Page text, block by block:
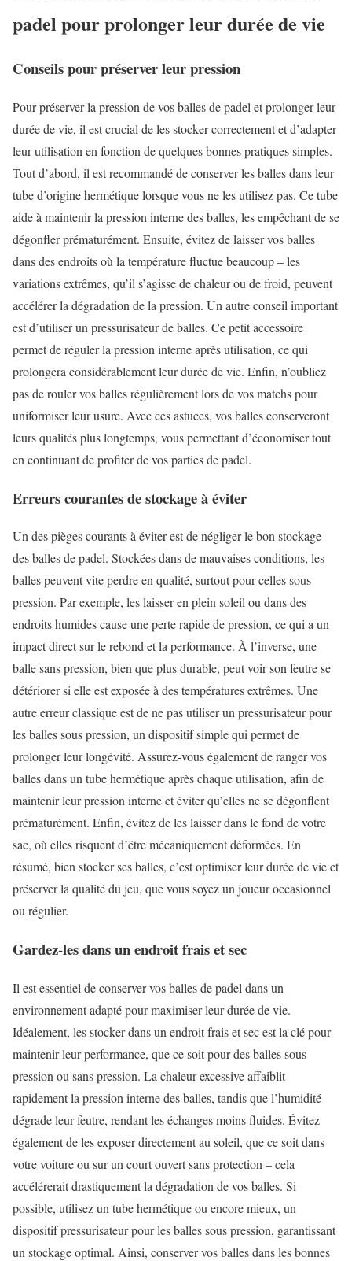
padel pour prolonger leur durée de vie
Conseils pour préserver leur pression
Pour préserver la pression de vos balles de padel et prolonger leur
durée de vie, il est crucial de les stocker correctement et d’adapter
leur utilisation en fonction de quelques bonnes pratiques simples.
Tout d’abord, il est recommandé de conserver les balles dans leur
tube d’origine hermétique lorsque vous ne les utilisez pas. Ce tube
aide à maintenir la pression interne des balles, les empêchant de se
dégonfler prématurément. Ensuite, évitez de laisser vos balles
dans des endroits où la température fluctue beaucoup – les
variations extrêmes, qu’il s’agisse de chaleur ou de froid, peuvent
accélérer la dégradation de la pression. Un autre conseil important
est d’utiliser un pressurisateur de balles. Ce petit accessoire
permet de réguler la pression interne après utilisation, ce qui
prolongera considérablement leur durée de vie. Enfin, n’oubliez
pas de rouler vos balles régulièrement lors de vos matchs pour
uniformiser leur usure. Avec ces astuces, vos balles conserveront
leurs qualités plus longtemps, vous permettant d’économiser tout
en continuant de profiter de vos parties de padel.
Erreurs courantes de stockage à éviter
Un des pièges courants à éviter est de négliger le bon stockage
des balles de padel. Stockées dans de mauvaises conditions, les
balles peuvent vite perdre en qualité, surtout pour celles sous
pression. Par exemple, les laisser en plein soleil ou dans des
endroits humides cause une perte rapide de pression, ce qui a un
impact direct sur le rebond et la performance. À l’inverse, une
balle sans pression, bien que plus durable, peut voir son feutre se
détériorer si elle est exposée à des températures extrêmes. Une
autre erreur classique est de ne pas utiliser un pressurisateur pour
les balles sous pression, un dispositif simple qui permet de
prolonger leur longévité. Assurez-vous également de ranger vos
balles dans un tube hermétique après chaque utilisation, afin de
maintenir leur pression interne et éviter qu’elles ne se dégonflent
prématurément. Enfin, évitez de les laisser dans le fond de votre
sac, où elles risquent d’être mécaniquement déformées. En
résumé, bien stocker ses balles, c’est optimiser leur durée de vie et
préserver la qualité du jeu, que vous soyez un joueur occasionnel
ou régulier.
Gardez-les dans un endroit frais et sec
Il est essentiel de conserver vos balles de padel dans un
environnement adapté pour maximiser leur durée de vie.
Idéalement, les stocker dans un endroit frais et sec est la clé pour
maintenir leur performance, que ce soit pour des balles sous
pression ou sans pression. La chaleur excessive affaiblit
rapidement la pression interne des balles, tandis que l’humidité
dégrade leur feutre, rendant les échanges moins fluides. Évitez
également de les exposer directement au soleil, que ce soit dans
votre voiture ou sur un court ouvert sans protection – cela
accélérerait drastiquement la dégradation de vos balles. Si
possible, utilisez un tube hermétique ou encore mieux, un
dispositif pressurisateur pour les balles sous pression, garantissant
un stockage optimal. Ainsi, conserver vos balles dans les bonnes